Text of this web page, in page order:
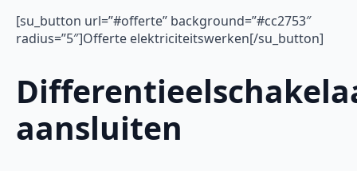
[su_button url=”#offerte” background=”#cc2753″
radius=”5″]Offerte elektriciteitswerken[/su_button]
aansluiten